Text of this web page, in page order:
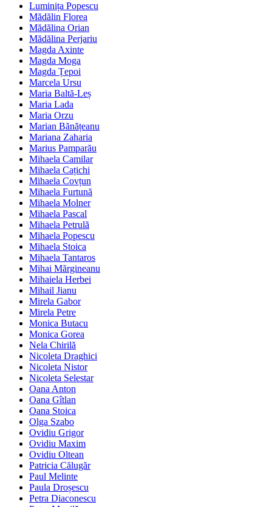
Luminița Popescu
Mădălin Florea
Mădălina Orian
Mădălina Perjariu
Magda Axinte
Magda Moga
Magda Țepoi
Marcela Ursu
Maria Baltă-Leș
Maria Lada
Maria Orzu
Marian Bănățeanu
Mariana Zaharia
Marius Pamparău
Mihaela Camilar
Mihaela Cațichi
Mihaela Covțun
Mihaela Furtună
Mihaela Molner
Mihaela Pascal
Mihaela Petrulă
Mihaela Popescu
Mihaela Stoica
Mihaela Tantaros
Mihai Mărgineanu
Mihaiela Herbei
Mihail Jianu
Mirela Gabor
Mirela Petre
Monica Butacu
Monica Gorea
Nela Chirilă
Nicoleta Draghici
Nicoleta Nistor
Nicoleta Selestar
Oana Anton
Oana Gîtlan
Oana Stoica
Olga Szabo
Ovidiu Grigor
Ovidiu Maxim
Ovidiu Oltean
Patricia Călugăr
Paul Melinte
Paula Droșescu
Petra Diaconescu